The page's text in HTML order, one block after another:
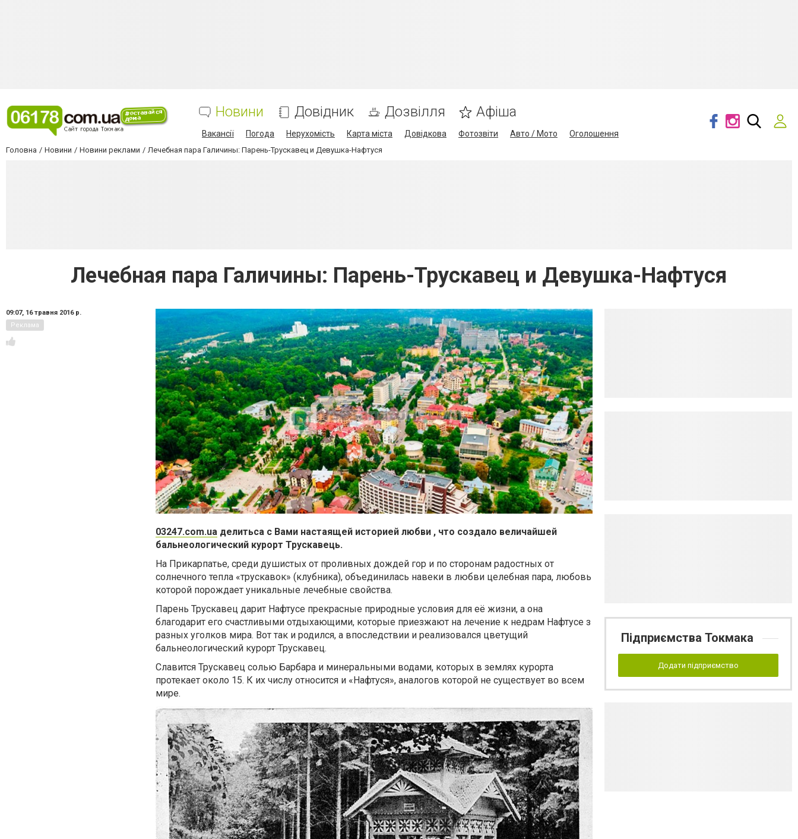
Новини Довідник Дозвілля Афіша
Вакансії Погода Нерухомість Карта міста Довідкова Фотозвіти Авто / Мото Оголошення
Головна Новини Новини реклами Лечебная пара Галичины: Парень-Трускавец и Девушка-Нафтуся
Лечебная пара Галичины: Парень-Трускавец и Девушка-Нафтуся
09:07, 16 травня 2016 р.
Реклама
03247.com.ua делитьса с Вами настаящей историей любви , что создало величайшей
бальнеологический курорт Трускавець.
На Прикарпатье, среди душистых от проливных дождей гор и по сторонам радостных от
солнечного тепла «трускавок» (клубника), объединилась навеки в любви целебная пара, любовь
которой порождает уникальные лечебные свойства.
Парень Трускавец дарит Нафтусе прекрасные природные условия для её жизни, а она
благодарит его счастливыми отдыхающими, которые приезжают на лечение к недрам Нафтусе з
разных уголков мира. Вот так и родился, а впоследствии и реализовался цветущий
бальнеологический курорт Трускавец.
Славится Трускавец солью Барбара и минеральными водами, которых в землях курорта
протекает около 15. К их числу относится и «Нафтуся», аналогов которой не существует во всем
мире.
Підприємства Токмака
Додати підприємство